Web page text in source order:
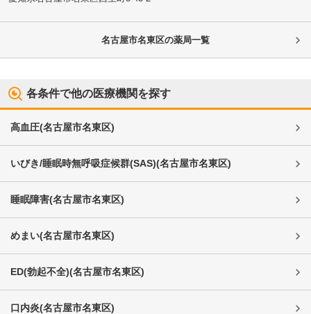
名古屋市名東区の薬局一覧
各条件で他の医療機関を探す
高血圧(名古屋市名東区)
いびき/睡眠時無呼吸症候群(SAS)(名古屋市名東区)
睡眠障害(名古屋市名東区)
めまい(名古屋市名東区)
ED(勃起不全)(名古屋市名東区)
口内炎(名古屋市名東区)